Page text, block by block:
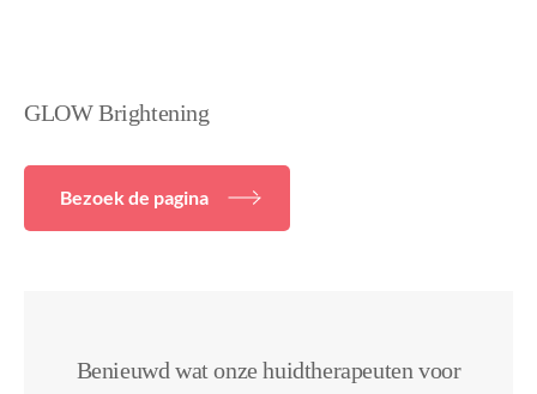
GLOW Brightening
Bezoek de pagina
Benieuwd wat onze huidtherapeuten voor